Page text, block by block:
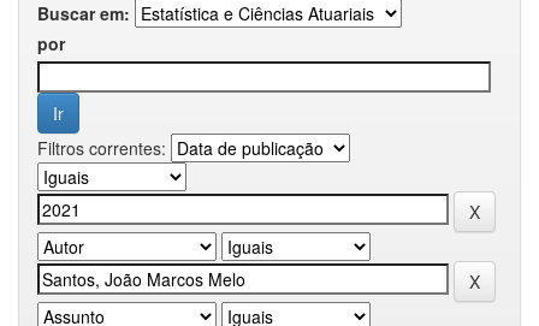
Buscar em:
por
Filtros correntes: